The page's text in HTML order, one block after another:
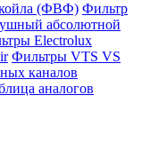
(ФВФ) Фильтр
абсолютной
Electrolux
Фильтры VTS VS
каналов
аналогов